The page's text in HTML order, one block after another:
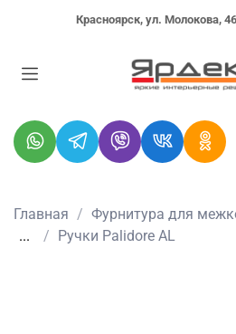
Красноярск, ул. Молокова, 46
Главная
Фурнитура для
...
Ручки Palidore AL